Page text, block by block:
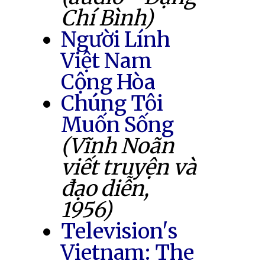
Chí Bình)
Người Lính
Việt Nam
Cộng Hòa
Chúng Tôi
Muốn Sống
(Vĩnh Noãn
viết truyện và
đạo diễn,
1956)
Television's
Vietnam: The